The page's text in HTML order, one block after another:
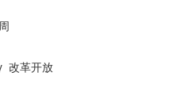
改革开放